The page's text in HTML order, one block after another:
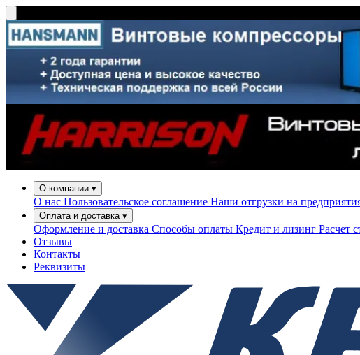
О компании ▾
О нас Пользовательское соглашение Наши отгрузки на
Оплата и доставка ▾
Оформление и доставка Способы оплаты Кредит и лизинг Расчет
Отзывы
Контакты
Реквизиты